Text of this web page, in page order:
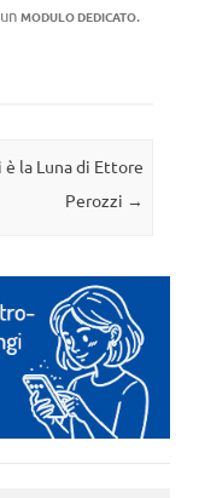
MODULO DEDICATO.
è la Luna di Ettore
Perozzi →